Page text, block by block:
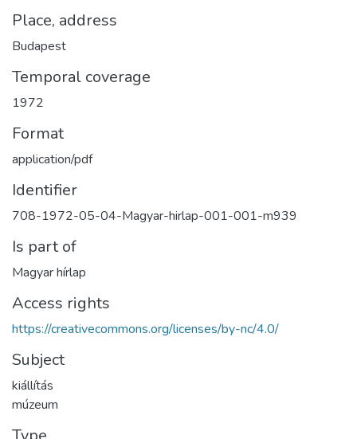
Place, address
Budapest
Temporal coverage
1972
Format
application/pdf
Identifier
708-1972-05-04-Magyar-hirlap-001-001-m939
Is part of
Magyar hírlap
Access rights
https://creativecommons.org/licenses/by-nc/4.0/
Subject
kiállítás
múzeum